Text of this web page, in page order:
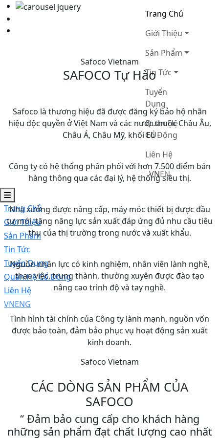
Trang Chủ
Giới Thiệu
Sản Phẩm
Tin Tức
Tuyển
Dụng
Quan Hệ
Cổ Đông
Liên Hệ
VNEN
Trang Chủ
Giới Thiệu
Sản Phẩm
Tin Tức
Tuyển Dụng
Quan Hệ Cổ Đông
Liên Hệ
VNENG
Safoco Vietnam
SAFOCO Tự Hào
Safoco là thương hiệu đã được đăng ký bảo hộ nhãn
hiệu độc quyền ở Việt Nam và các nước thuộc Châu Âu,
Châu Á, Châu Mỹ, khối EU
Công ty có hệ thống phân phối với hơn 7.500 điểm bán
hàng thông qua các đại lý, hệ thống siêu thị.
Nhà xưởng được nâng cấp, máy móc thiết bị được đầu
tư mới, tăng năng lực sản xuất đáp ứng đủ nhu cầu tiêu
thụ của thị trường trong nước và xuất khẩu.
Nguồn nhân lực có kinh nghiệm, nhân viên lành nghề,
thạo việc, trung thành, thường xuyên được đào tạo
nâng cao trình độ và tay nghề.
Tình hình tài chính của Công ty lành mạnh, nguồn vốn
được bảo toàn, đảm bảo phục vụ hoạt động sản xuất
kinh doanh.
Safoco Vietnam
CÁC DÒNG SẢN PHẨM CỦA
SAFOCO
“ Đảm bảo cung cấp cho khách hàng
những sản phẩm đạt chất lượng cao nhất